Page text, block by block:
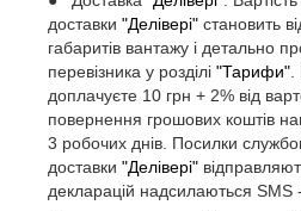
доставки "Делівері" становить
габаритів вантажу і детально
перевізника у розділі "Тарифи"
доплачуєте 10 грн + 2% від
повернення грошових коштів
3 робочих днів. Посилки
доставки "Делівері"
декларацій надсилаються SMS